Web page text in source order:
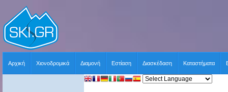
Αρχική Χιονοδρομικά Διαμονή Εστίαση Διασκέδαση Καταστήματα